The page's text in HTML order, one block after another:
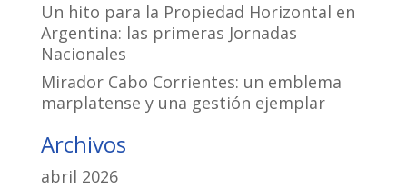
Un hito para la Propiedad Horizontal en
Argentina: las primeras Jornadas
Nacionales
Mirador Cabo Corrientes: un emblema
marplatense y una gestión ejemplar
Archivos
abril 2026